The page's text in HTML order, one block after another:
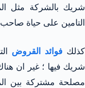
شريك بالشركة مثل
التامين على حياة
كذلك فوائد القروض
شريك فيها ؛ غير ان
مصلحة مشتركة بين